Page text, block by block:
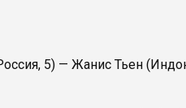
5) — Жанис Тьен